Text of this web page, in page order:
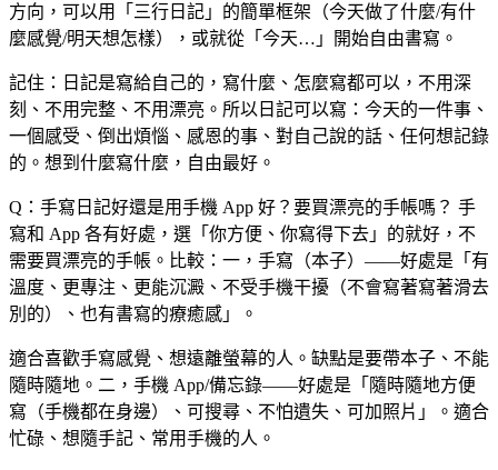
方向，可以用「三行日記」的簡單框架（今天做了什麼/有什
麼感覺/明天想怎樣），或就從「今天…」開始自由書寫。
記住：日記是寫給自己的，寫什麼、怎麼寫都可以，不用深
刻、不用完整、不用漂亮。所以日記可以寫：今天的一件事、
一個感受、倒出煩惱、感恩的事、對自己說的話、任何想記錄
的。想到什麼寫什麼，自由最好。
Q：手寫日記好還是用手機 App 好？要買漂亮的手帳嗎？ 手
寫和 App 各有好處，選「你方便、你寫得下去」的就好，不
需要買漂亮的手帳。比較：一，手寫（本子）——好處是「有
溫度、更專注、更能沉澱、不受手機干擾（不會寫著寫著滑去
別的）、也有書寫的療癒感」。
適合喜歡手寫感覺、想遠離螢幕的人。缺點是要帶本子、不能
隨時隨地。二，手機 App/備忘錄——好處是「隨時隨地方便
寫（手機都在身邊）、可搜尋、不怕遺失、可加照片」。適合
忙碌、想隨手記、常用手機的人。